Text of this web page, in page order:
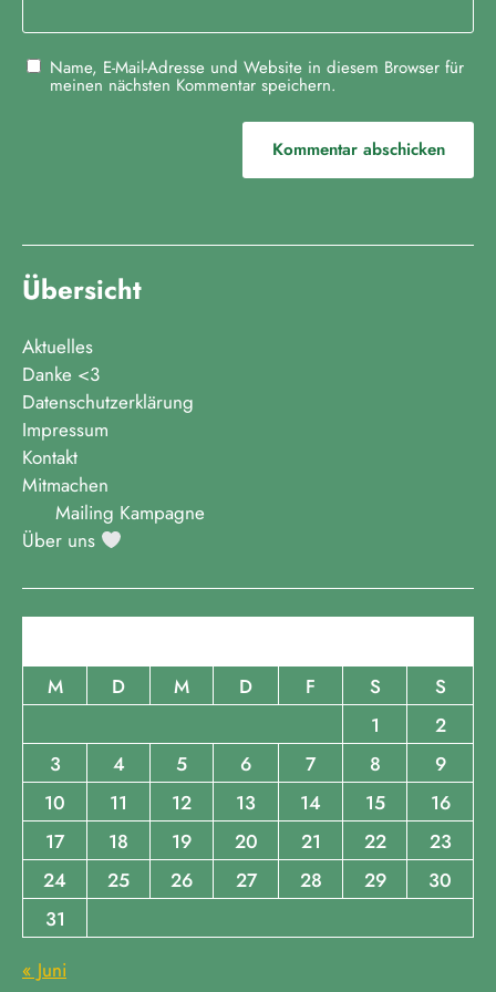
i
o
n
Name, E-Mail-Adresse und Website in diesem Browser für
meinen nächsten Kommentar speichern.
Übersicht
Aktuelles
Danke <3
Datenschutzerklärung
Impressum
Kontakt
Mitmachen
Mailing Kampagne
Über uns
M
D M D F S
S
1
2
3
4 5 6 7 8
9
10
11 12 13 14 15
16
17
18 19 20 21 22
23
24
25 26 27 28 29
30
31
« Juni